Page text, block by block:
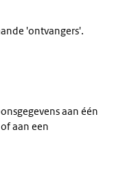
'ontvangers'.
aan één
aan een